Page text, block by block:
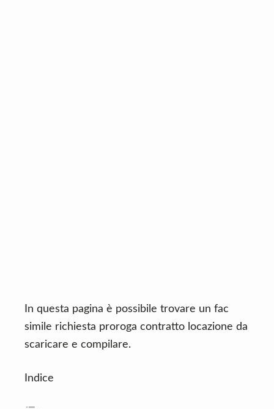
In questa pagina è possibile trovare un fac
simile richiesta proroga contratto locazione da
scaricare e compilare.
Indice